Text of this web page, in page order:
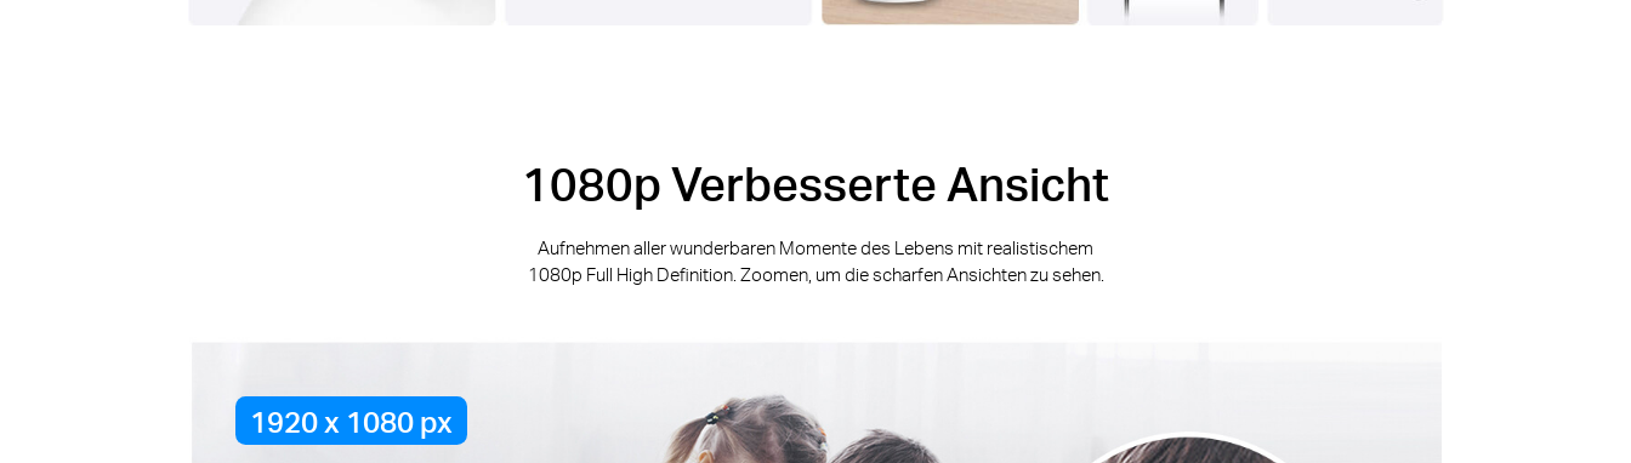
1080p Verbesserte Ansicht
Aufnehmen aller wunderbaren Momente des Lebens mit realistischem
1080p Full High Definition. Zoomen, um die scharfen Ansichten zu sehen.
1920 x 1080 px